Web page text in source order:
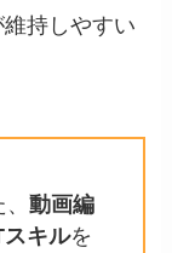
維持しやすい
、動画編
キルを